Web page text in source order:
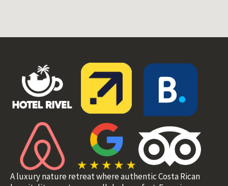
A luxury nature retreat where authentic Costa Rican